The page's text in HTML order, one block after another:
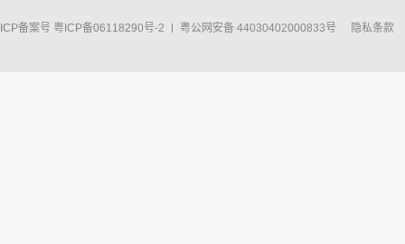
ICP备案号 粤ICP备06118290号-2 粤公网安备 44030402000833号 隐私条款